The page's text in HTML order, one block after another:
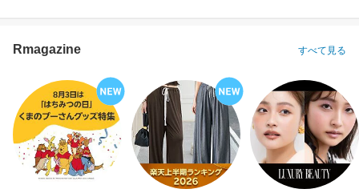
Rmagazine すべて見る